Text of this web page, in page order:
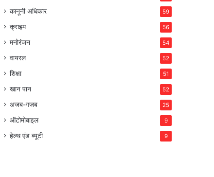
कानूनी अधिकार 59
क्राइम 56
मनोरंजन 54
वायरल 52
शिक्षा 51
खान पान 52
अजब-गजब 25
ऑटोमोबाइल 9
हेल्थ एंड ब्यूटी 9